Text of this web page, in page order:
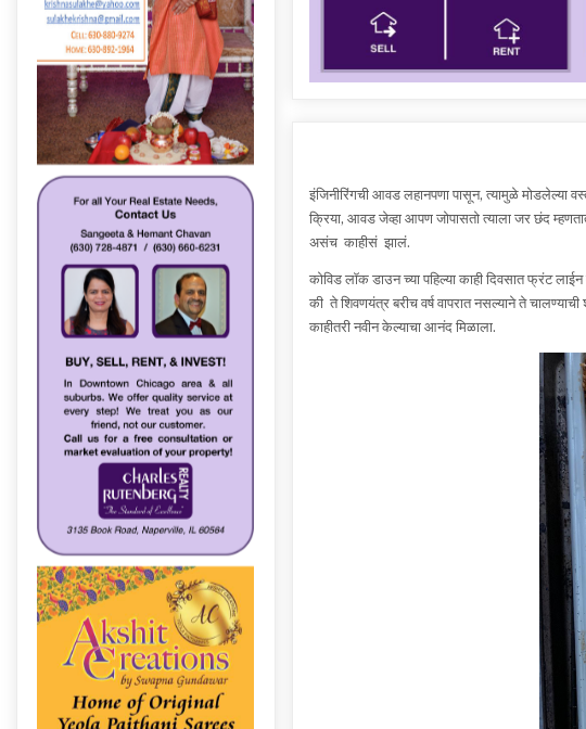
इंजिनीरिंगची आवड लहानपणा पासून, त्यामुळे मोडलेल्या
क्रिया, आवड जेव्हा आपण जोपासतो त्याला जर छंद
असंच काहीसं झालं.
कोविड लॉक डाउन च्या पहिल्या काही दिवसात फ्रंट
की ते शिवणयंत्र बरीच वर्ष वापरात नसल्याने ते
काहीतरी नवीन केल्याचा आनंद मिळाला.